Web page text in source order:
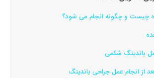
چیست و چگونه انجام می شود؟
باندینگ شکمی
از انجام عمل جراحی باندینگ